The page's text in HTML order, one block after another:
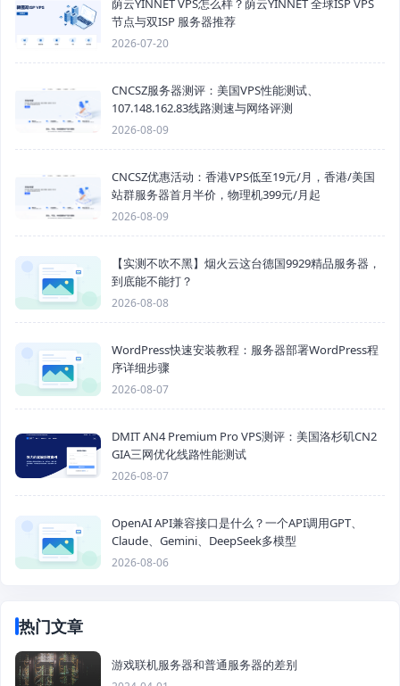
荫云YINNET VPS怎么样？荫云YINNET 全球ISP VPS
节点与双ISP 服务器推荐
2026-07-20
CNCSZ服务器测评：美国VPS性能测试、
107.148.162.83线路测速与网络评测
2026-08-09
CNCSZ优惠活动：香港VPS低至19元/月，香港/美国
站群服务器首月半价，物理机399元/月起
2026-08-09
【实测不吹不黑】烟火云这台德国9929精品服务器，
到底能不能打？
2026-08-08
WordPress快速安装教程：服务器部署WordPress程
序详细步骤
2026-08-07
DMIT AN4 Premium Pro VPS测评：美国洛杉矶CN2
GIA三网优化线路性能测试
2026-08-07
OpenAI API兼容接口是什么？一个API调用GPT、
Claude、Gemini、DeepSeek多模型
2026-08-06
热门文章
游戏联机服务器和普通服务器的差别